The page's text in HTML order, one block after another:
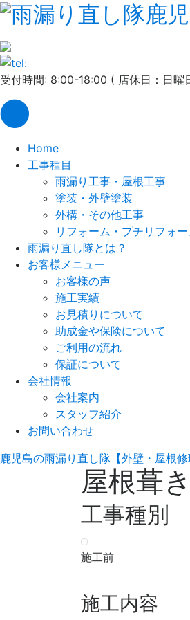
受付時間: 8:00-18:00 ( 店休日：日曜
Home
工事種目
雨漏り工事・屋根工事
塗装・外壁塗装
外構・その他工事
リフォーム・プチリフォー
雨漏り直し隊とは？
お客様メニュー
お客様の声
施工実績
お見積りについて
助成金や保険について
ご利用の流れ
保証について
会社情報
会社案内
スタッフ紹介
お問い合わせ
鹿児島の雨漏り直し隊【外壁・屋根修
屋根葺
工事種
施工前
施工内容